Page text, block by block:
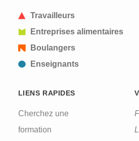
Travailleurs
Entreprises alimentaires
Boulangers
Enseignants
LIENS RAPIDES
Cherchez une
formation